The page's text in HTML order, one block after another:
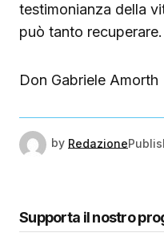
testimonianza della
può tanto recuperare.
Don Gabriele Amorth
by Redazione
Supporta il nostro